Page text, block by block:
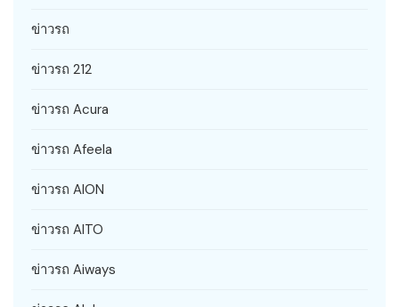
ข่าวรถ
ข่าวรถ 212
ข่าวรถ Acura
ข่าวรถ Afeela
ข่าวรถ AION
ข่าวรถ AITO
ข่าวรถ Aiways